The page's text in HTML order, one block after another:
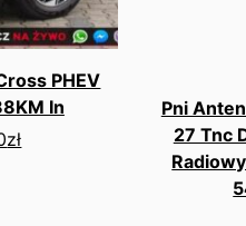
PHEV
In
zł
Pni
27 Tnc